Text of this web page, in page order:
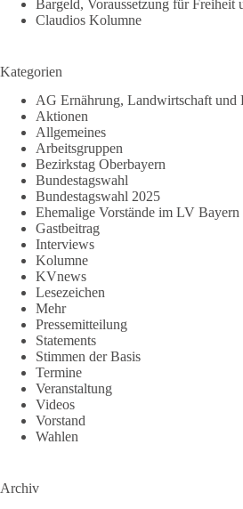
Bargeld, Voraussetzung für Freiheit
Claudios Kolumne
Kategorien
AG Ernährung, Landwirtschaft und
Aktionen
Allgemeines
Arbeitsgruppen
Bezirkstag Oberbayern
Bundestagswahl
Bundestagswahl 2025
Ehemalige Vorstände im LV Bayern
Gastbeitrag
Interviews
Kolumne
KVnews
Lesezeichen
Mehr
Pressemitteilung
Statements
Stimmen der Basis
Termine
Veranstaltung
Videos
Vorstand
Wahlen
Archiv